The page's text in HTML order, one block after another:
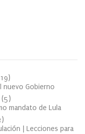
19)
nuevo Gobierno
(5)
mandato de Lula
)
| Lecciones para